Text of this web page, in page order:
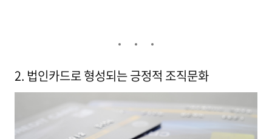
2. 법인카드로 형성되는 긍정적 조직문화